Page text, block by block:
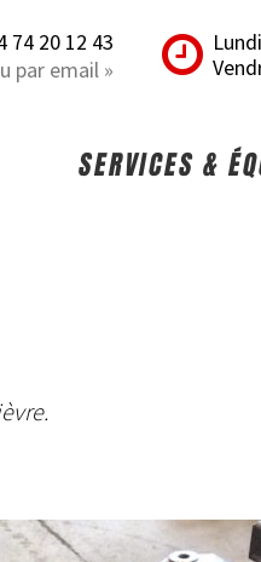
74 20 12 43
par email »
SERVICES &